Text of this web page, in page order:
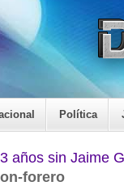
Política
años sin Jaime
forero